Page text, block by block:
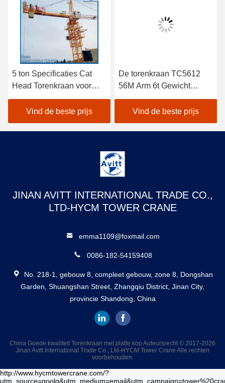
5 ton Specificaties Cat
Head Torenkraan voor
civiele bouwprojecten
Vind de beste prijs
De torenkraan TC5612
56M Arm 6t Gewicht
Building
Constructieapparatuur
Vind de beste prijs
JINAN AVITT INTERNATIONAL TRADE CO.,
LTD-HYCM TOWER CRANE
emma1109@foxmail.com
0086-182-54159408
No. 218-1, gebouw 8, compleet gebouw, zone 8, Dongshan
Garden, Shuangshan Street, Zhangqiu District, Jinan City,
provincie Shandong, China
China Goede kwaliteit Torenkraan met platte kop Auteursrecht © 2017-2026
Jinan Avitt International Trade Co., Ltd-HYCM Tower Crane Alle rechten
voorbehouden.
http://www.hycmtowercrane.com/?